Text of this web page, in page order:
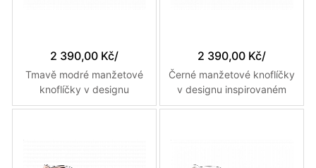
2 390,00 Kč/
Tmavě modré manžetové
knoflíčky v designu
inspirovaném zátkou
2 390,00 Kč/
Černé manžetové knoflíčky
v designu inspirovaném
zátkou šampaňského